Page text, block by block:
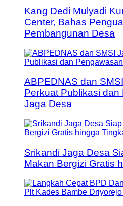
Kang Dedi Mulyadi
Center, Bahas
Pembangunan Desa
ABPEDNAS dan
Perkuat Publikasi
Jaga Desa
Srikandi Jaga Desa
Makan Bergizi Gratis